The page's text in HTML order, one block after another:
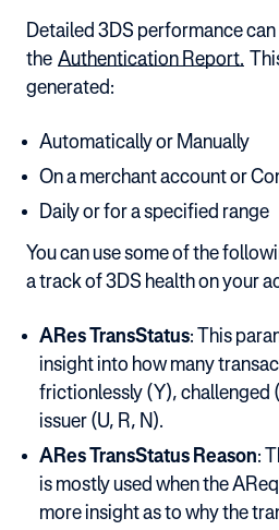
Detailed 3DS performance
the Authentication Report.
generated:
Automatically or Manually
On a merchant account or
Daily or for a specified range
You can use some of the
a track of 3DS health on your
ARes TransStatus: This
insight into how many
frictionlessly (Y), challenged
issuer (U, R, N).
ARes TransStatus Reason:
is mostly used when the
more insight as to why the